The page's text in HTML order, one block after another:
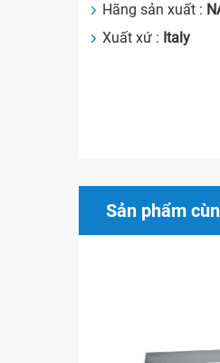
Hãng sản xuất :
Xuất xứ : Italy
Sản phẩm